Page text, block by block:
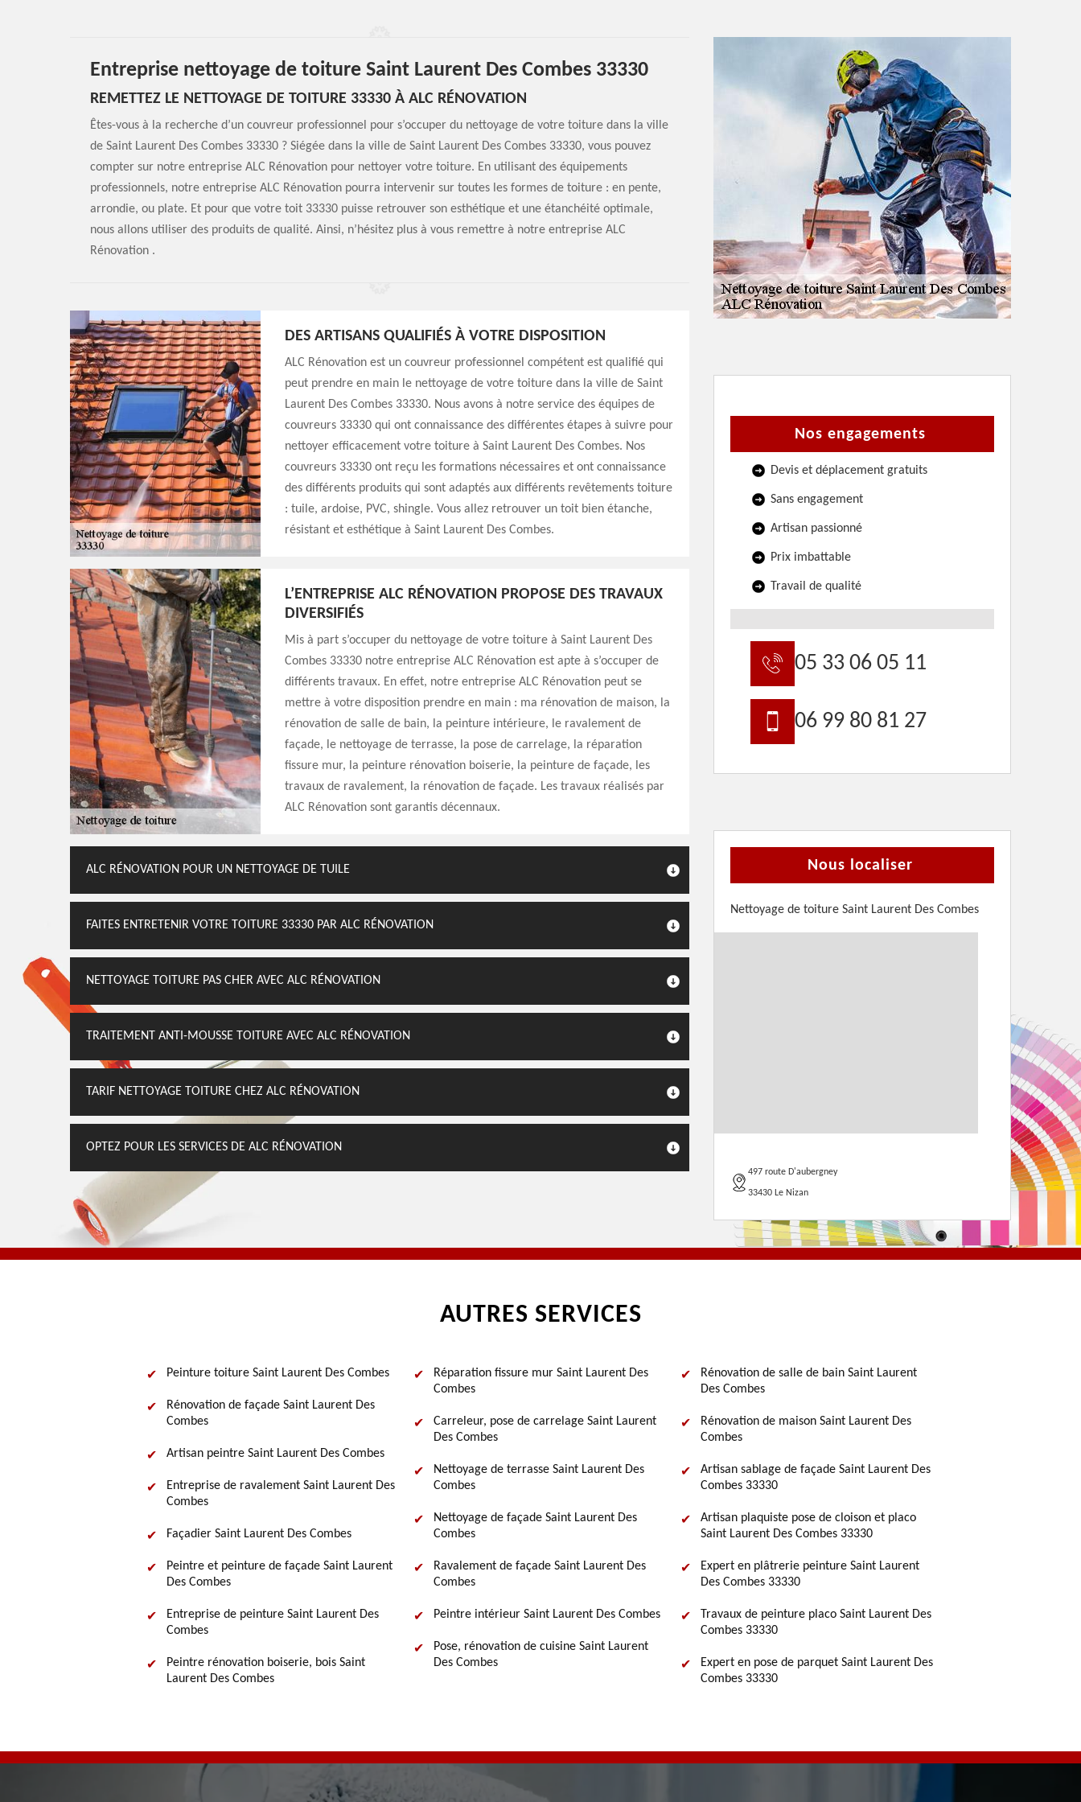
Entreprise nettoyage de toiture Saint Laurent Des Combes 33330
REMETTEZ LE NETTOYAGE DE TOITURE 33330 À ALC RÉNOVATION
Êtes-vous à la recherche d’un couvreur professionnel pour s’occuper du nettoyage de votre toiture dans la ville
de Saint Laurent Des Combes 33330 ? Siégée dans la ville de Saint Laurent Des Combes 33330, vous pouvez
compter sur notre entreprise ALC Rénovation pour nettoyer votre toiture. En utilisant des équipements
professionnels, notre entreprise ALC Rénovation pourra intervenir sur toutes les formes de toiture : en pente,
arrondie, ou plate. Et pour que votre toit 33330 puisse retrouver son esthétique et une étanchéité optimale,
nous allons utiliser des produits de qualité. Ainsi, n’hésitez plus à vous remettre à notre entreprise ALC
Rénovation .
DES ARTISANS QUALIFIÉS À VOTRE DISPOSITION
ALC Rénovation est un couvreur professionnel compétent est qualifié qui
peut prendre en main le nettoyage de votre toiture dans la ville de Saint
Laurent Des Combes 33330. Nous avons à notre service des équipes de
couvreurs 33330 qui ont connaissance des différentes étapes à suivre pour
nettoyer efficacement votre toiture à Saint Laurent Des Combes. Nos
couvreurs 33330 ont reçu les formations nécessaires et ont connaissance
des différents produits qui sont adaptés aux différents revêtements toiture
: tuile, ardoise, PVC, shingle. Vous allez retrouver un toit bien étanche,
résistant et esthétique à Saint Laurent Des Combes.
L’ENTREPRISE ALC RÉNOVATION PROPOSE DES TRAVAUX
DIVERSIFIÉS
Mis à part s’occuper du nettoyage de votre toiture à Saint Laurent Des
Combes 33330 notre entreprise ALC Rénovation est apte à s’occuper de
différents travaux. En effet, notre entreprise ALC Rénovation peut se
mettre à votre disposition prendre en main : ma rénovation de maison, la
rénovation de salle de bain, la peinture intérieure, le ravalement de
façade, le nettoyage de terrasse, la pose de carrelage, la réparation
fissure mur, la peinture rénovation boiserie, la peinture de façade, les
travaux de ravalement, la rénovation de façade. Les travaux réalisés par
ALC Rénovation sont garantis décennaux.
ALC RÉNOVATION POUR UN NETTOYAGE DE TUILE
FAITES ENTRETENIR VOTRE TOITURE 33330 PAR ALC RÉNOVATION
NETTOYAGE TOITURE PAS CHER AVEC ALC RÉNOVATION
TRAITEMENT ANTI-MOUSSE TOITURE AVEC ALC RÉNOVATION
TARIF NETTOYAGE TOITURE CHEZ ALC RÉNOVATION
OPTEZ POUR LES SERVICES DE ALC RÉNOVATION
Nos engagements
Devis et déplacement gratuits
Sans engagement
Artisan passionné
Prix imbattable
Travail de qualité
05 33 06 05 11
06 99 80 81 27
Nous localiser
Nettoyage de toiture Saint Laurent Des Combes
497 route D'aubergney
33430 Le Nizan
AUTRES SERVICES
Peinture toiture Saint Laurent Des Combes
Rénovation de façade Saint Laurent Des
Combes
Artisan peintre Saint Laurent Des Combes
Entreprise de ravalement Saint Laurent Des
Combes
Façadier Saint Laurent Des Combes
Peintre et peinture de façade Saint Laurent
Des Combes
Entreprise de peinture Saint Laurent Des
Combes
Peintre rénovation boiserie, bois Saint
Laurent Des Combes
Réparation fissure mur Saint Laurent Des
Combes
Carreleur, pose de carrelage Saint Laurent
Des Combes
Nettoyage de terrasse Saint Laurent Des
Combes
Nettoyage de façade Saint Laurent Des
Combes
Ravalement de façade Saint Laurent Des
Combes
Peintre intérieur Saint Laurent Des Combes
Pose, rénovation de cuisine Saint Laurent
Des Combes
Rénovation de salle de bain Saint Laurent
Des Combes
Rénovation de maison Saint Laurent Des
Combes
Artisan sablage de façade Saint Laurent Des
Combes 33330
Artisan plaquiste pose de cloison et placo
Saint Laurent Des Combes 33330
Expert en plâtrerie peinture Saint Laurent
Des Combes 33330
Travaux de peinture placo Saint Laurent Des
Combes 33330
Expert en pose de parquet Saint Laurent Des
Combes 33330